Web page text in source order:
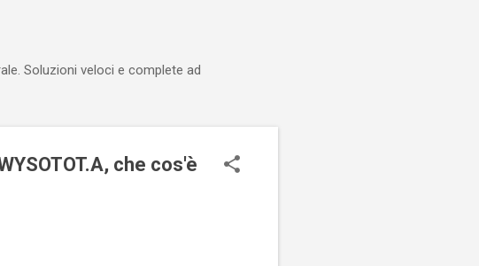
Soluzioni veloci e complete ad
che cos'è